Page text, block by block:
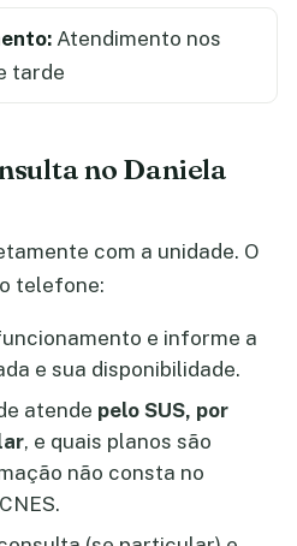
Atendimento nos
tarde
no Daniela
com a unidade. O
telefone:
e informe a
e sua disponibilidade.
atende pelo SUS, por
, e quais planos são
não consta no